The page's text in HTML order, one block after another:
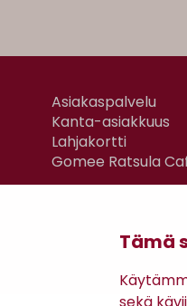
Tämä
Asiakaspalvelu
Kanta-asiakkuus
Lahjakortti
Gomee Ratsula